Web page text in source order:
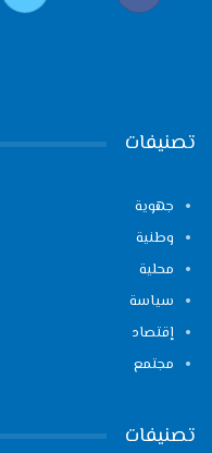
تصنيفات
جهوية
وطنية
محلية
سياسة
إقتصاد
مجتمع
تصنيفات